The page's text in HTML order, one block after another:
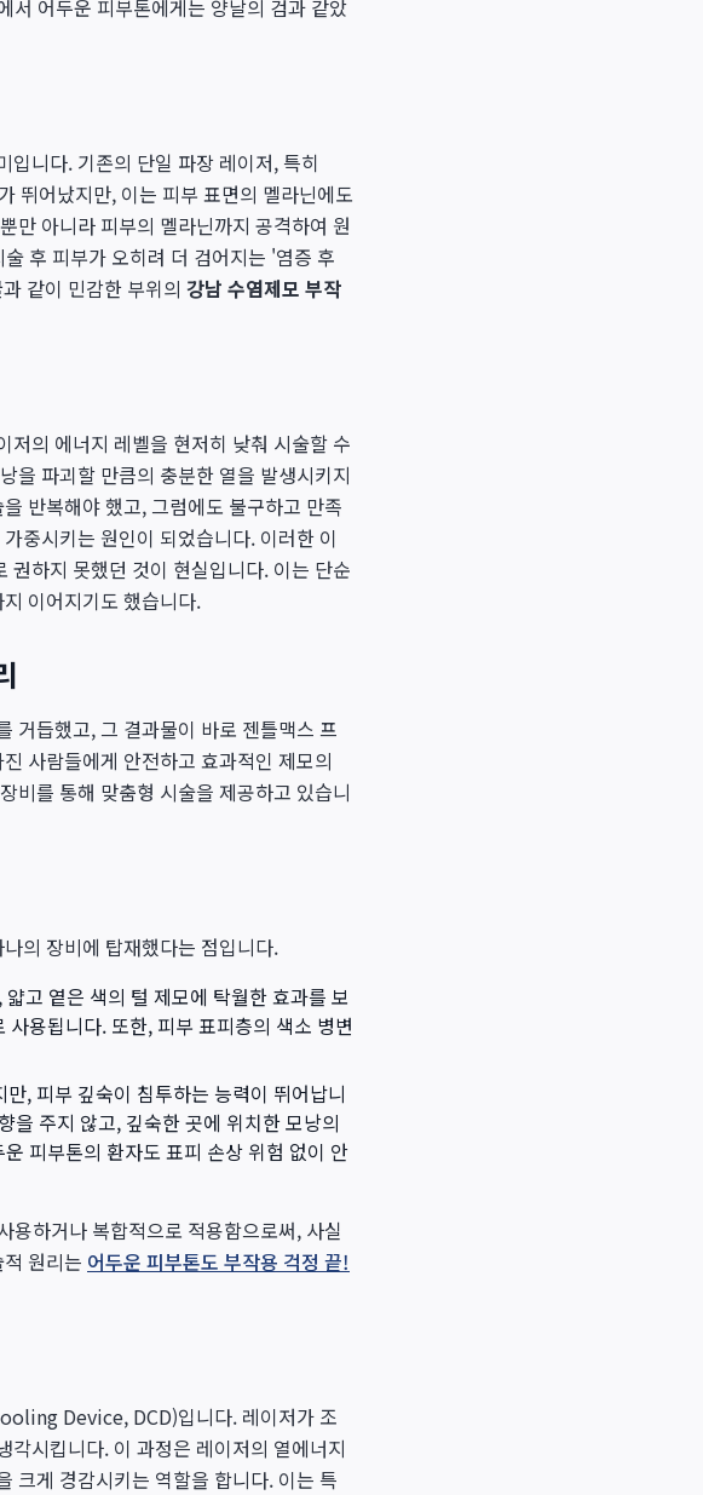
서 어두운 피부톤에게는 양날의 검과 같았
니다. 기존의 단일 파장 레이저, 특히
뛰어났지만, 이는 피부 표면의 멜라닌에도
만 아니라 피부의 멜라닌까지 공격하여 원
후 피부가 오히려 더 검어지는 '염증 후
같이 민감한 부위의 강남 수염제모 부작
의 에너지 레벨을 현저히 낮춰 시술할 수
을 파괴할 만큼의 충분한 열을 발생시키지
반복해야 했고, 그럼에도 불구하고 만족
중시키는 원인이 되었습니다. 이러한 이
하지 못했던 것이 현실입니다. 이는 단순
이어지기도 했습니다.
거듭했고, 그 결과물이 바로 젠틀맥스 프
사람들에게 안전하고 효과적인 제모의
비를 통해 맞춤형 시술을 제공하고 있습니
의 장비에 탑재했다는 점입니다.
고 옅은 색의 털 제모에 탁월한 효과를 보
용됩니다. 또한, 피부 표피층의 색소 병변
, 피부 깊숙이 침투하는 능력이 뛰어납니
을 주지 않고, 깊숙한 곳에 위치한 모낭의
피부톤의 환자도 표피 손상 위험 없이 안
용하거나 복합적으로 적용함으로써, 사실
원리는 어두운 피부톤도 부작용 걱정 끝!
Device, DCD)입니다. 레이저가 조
시킵니다. 이 과정은 레이저의 열에너지
크게 경감시키는 역할을 합니다. 이는 특